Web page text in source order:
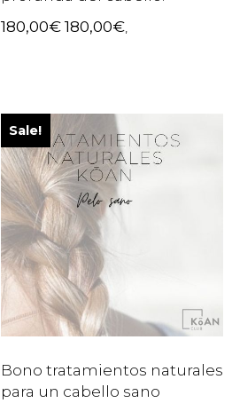
180,00€ 180,00€,
Sale!
Bono tratamientos naturales
para un cabello sano